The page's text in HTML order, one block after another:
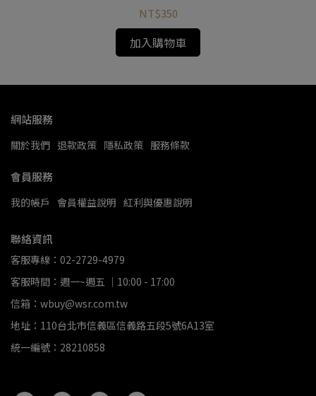
NT$350
加入購物車
網站服務
關於我們 退款政策 隱私政策 服務條款
會員服務
我的帳戶 會員權益說明 紅利與優惠說明
聯絡資訊
客服專線：02-2729-4979
客服時間：週一~週五 ｜10:00 - 17:00
信箱：wbuy@wsr.com.tw
地址：110台北市信義區信義路五段5號6A13室
統一編號：28210858